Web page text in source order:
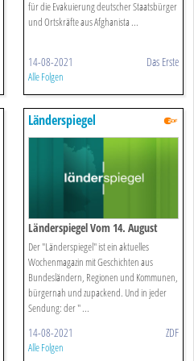
für die Evakuierung deutscher Staatsbürger
und Ortskräfte aus Afghanista ...
14-08-2021 Das Erste
Alle Folgen
Länderspiegel
Länderspiegel Vom 14. August
2021
Der "Länderspiegel" ist ein aktuelles
Wochenmagazin mit Geschichten aus
Bundesländern, Regionen und Kommunen,
bürgernah und zupackend. Und in jeder
Sendung: der " ...
14-08-2021 ZDF
Alle Folgen